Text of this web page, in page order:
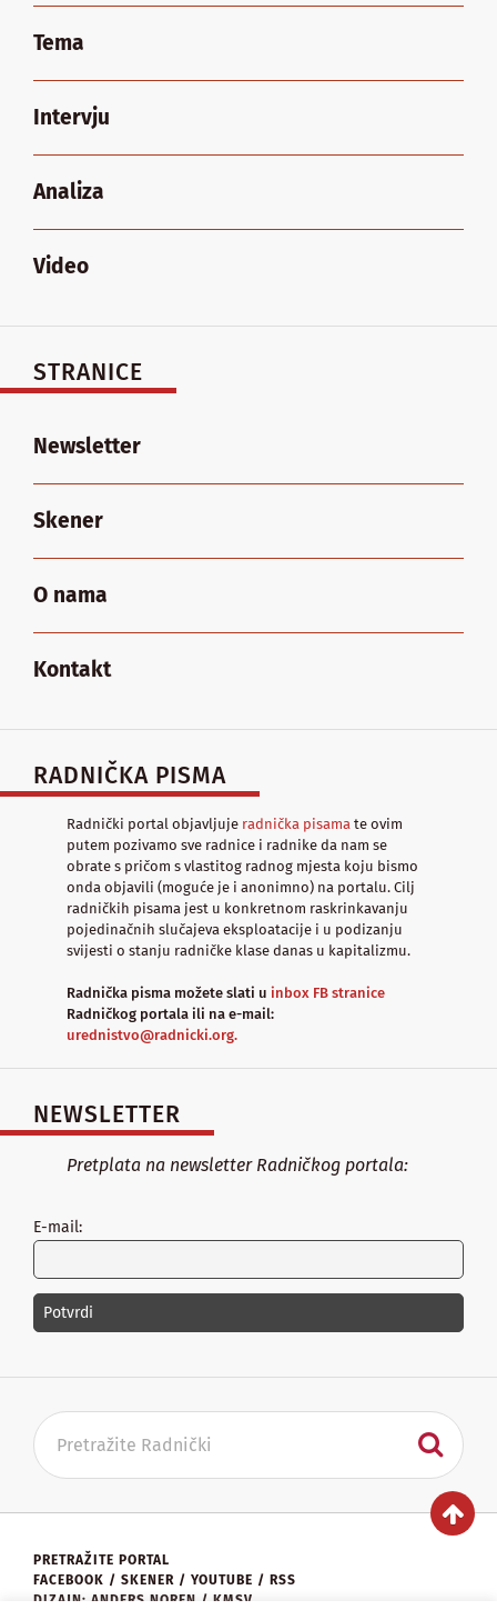
Tema
Intervju
Analiza
Video
STRANICE
Newsletter
Skener
O nama
Kontakt
RADNIČKA PISMA
Radnički portal objavljuje radnička pisama te ovim
putem pozivamo sve radnice i radnike da nam se
obrate s pričom s vlastitog radnog mjesta koju bismo
onda objavili (moguće je i anonimno) na portalu. Cilj
radničkih pisama jest u konkretnom raskrinkavanju
pojedinačnih slučajeva eksploatacije i u podizanju
svijesti o stanju radničke klase danas u kapitalizmu.
Radnička pisma možete slati u inbox FB stranice
Radničkog portala ili na e-mail:
urednistvo@radnicki.org.
NEWSLETTER
Pretplata na newsletter Radničkog portala:
E-mail:
PRETRAŽITE PORTAL
FACEBOOK / SKENER / YOUTUBE / RSS
DIZAJN: ANDERS NOREN / KMSV